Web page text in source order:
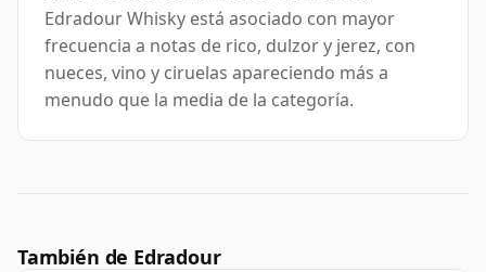
Edradour Whisky está asociado con mayor
frecuencia a notas de rico, dulzor y jerez, con
nueces, vino y ciruelas apareciendo más a
menudo que la media de la categoría.
También de Edradour